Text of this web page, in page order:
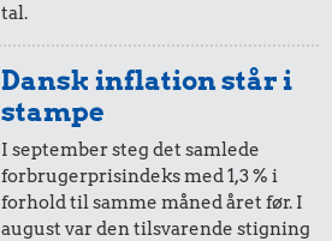
0,48,-
tal.
Dansk inflation står i
stampe
I september steg det samlede
forbrugerprisindeks med 1,3 % i
forhold til samme måned året før. I
august var den tilsvarende stigning